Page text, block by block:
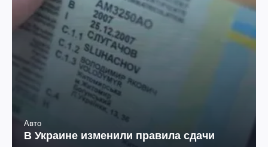
Авто
В Украине изменили правила сдачи